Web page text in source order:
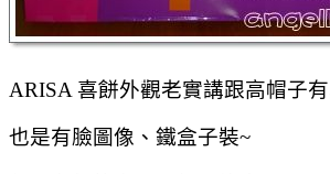
ARISA 喜餅外觀老實講跟高帽子
也是有臉圖像、鐵盒子裝~